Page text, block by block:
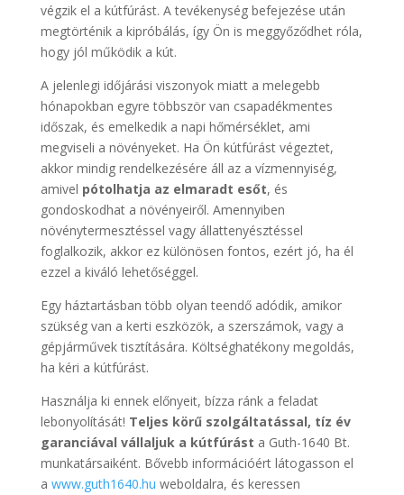
végzik el a kútfúrást. A tevékenység befejezése után
megtörténik a kipróbálás, így Ön is meggyőződhet róla,
hogy jól működik a kút.
A jelenlegi időjárási viszonyok miatt a melegebb
hónapokban egyre többször van csapadékmentes
időszak, és emelkedik a napi hőmérséklet, ami
megviseli a növényeket. Ha Ön kútfúrást végeztet,
akkor mindig rendelkezésére áll az a vízmennyiség,
amivel pótolhatja az elmaradt esőt, és
gondoskodhat a növényeiről. Amennyiben
növénytermesztéssel vagy állattenyésztéssel
foglalkozik, akkor ez különösen fontos, ezért jó, ha él
ezzel a kiváló lehetőséggel.
Egy háztartásban több olyan teendő adódik, amikor
szükség van a kerti eszközök, a szerszámok, vagy a
gépjárművek tisztítására. Költséghatékony megoldás,
ha kéri a kútfúrást.
Használja ki ennek előnyeit, bízza ránk a feladat
lebonyolítását! Teljes körű szolgáltatással, tíz év
garanciával vállaljuk a kútfúrást a Guth-1640 Bt.
munkatársaiként. Bővebb információért látogasson el
a www.guth1640.hu weboldalra, és keressen